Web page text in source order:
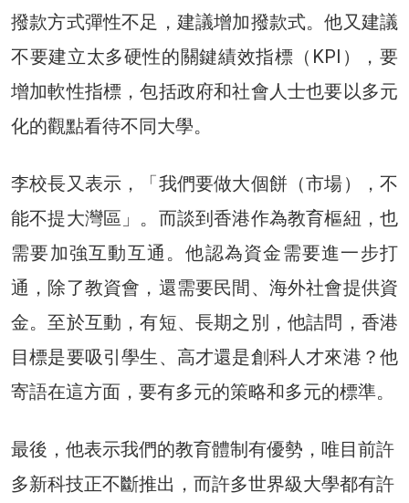
撥款方式彈性不足，建議增加撥款式。他又建議
不要建立太多硬性的關鍵績效指標（KPI），要
增加軟性指標，包括政府和社會人士也要以多元
化的觀點看待不同大學。
李校長又表示，「我們要做大個餅（市場），不
能不提大灣區」。而談到香港作為教育樞紐，也
需要加強互動互通。他認為資金需要進一步打
通，除了教資會，還需要民間、海外社會提供資
金。至於互動，有短、長期之別，他詰問，香港
目標是要吸引學生、高才還是創科人才來港？他
寄語在這方面，要有多元的策略和多元的標準。
最後，他表示我們的教育體制有優勢，唯目前許
多新科技正不斷推出，而許多世界級大學都有許